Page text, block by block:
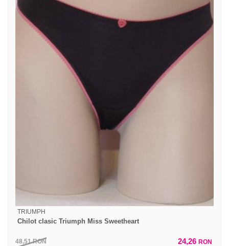
TRIUMPH
Chilot clasic Triumph Miss Sweetheart
48,51RON 24,26 RON